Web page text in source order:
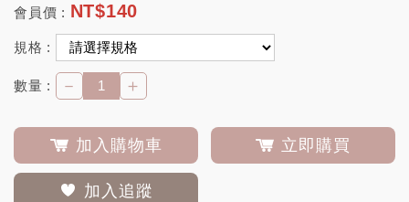
會員價 : NT$140
規格 :
數量 : － ＋
加入購物車 立即購買
加入追蹤